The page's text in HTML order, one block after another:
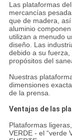
Las plataformas
mercancías
que de madera,
aluminio
utilizan a menudo
diseño. Las
debido a su
propósitos del
Nuestras
dimensiones
de la prensa.
Ventajas de las
Plataformas
VERDE - el “verde